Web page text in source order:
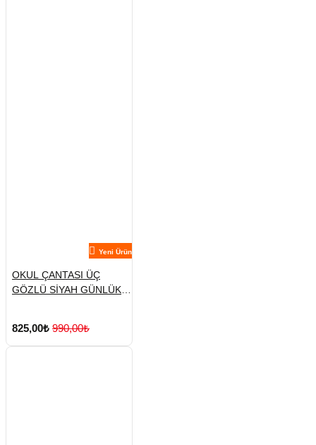
Yeni Ürün
OKUL ÇANTASI ÜÇ
GÖZLÜ SİYAH GÜNLÜK
825,00₺ 990,00₺